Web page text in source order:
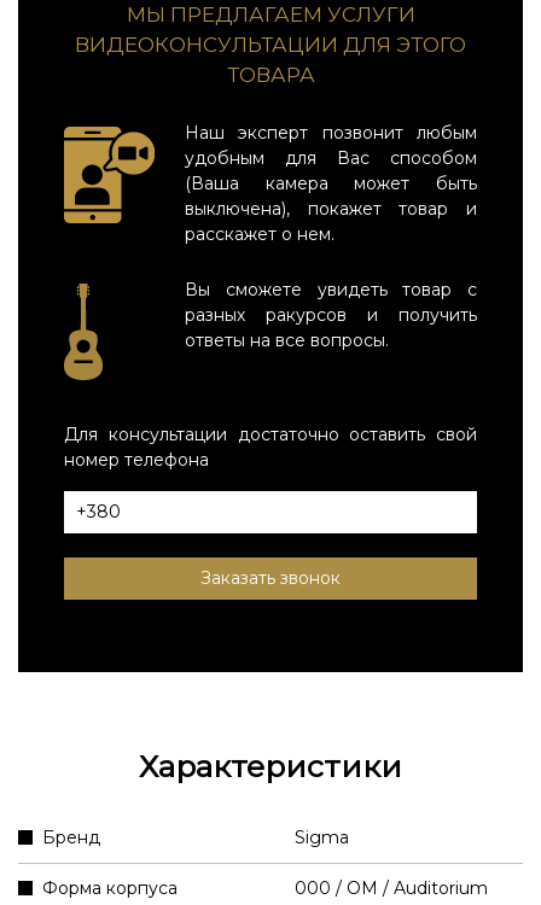
МЫ ПРЕДЛАГАЕМ УСЛУГИ
ВИДЕОКОНСУЛЬТАЦИИ ДЛЯ ЭТОГО
ТОВАРА
Наш эксперт позвонит любым
удобным для Вас способом
(Ваша камера может быть
выключена), покажет товар и
расскажет о нем.
Вы сможете увидеть товар с
разных ракурсов и получить
ответы на все вопросы.
Для консультации достаточно оставить свой
номер телефона
Заказать звонок
Характеристики
Бренд Sigma
Форма корпуса 000 / OM / Auditorium